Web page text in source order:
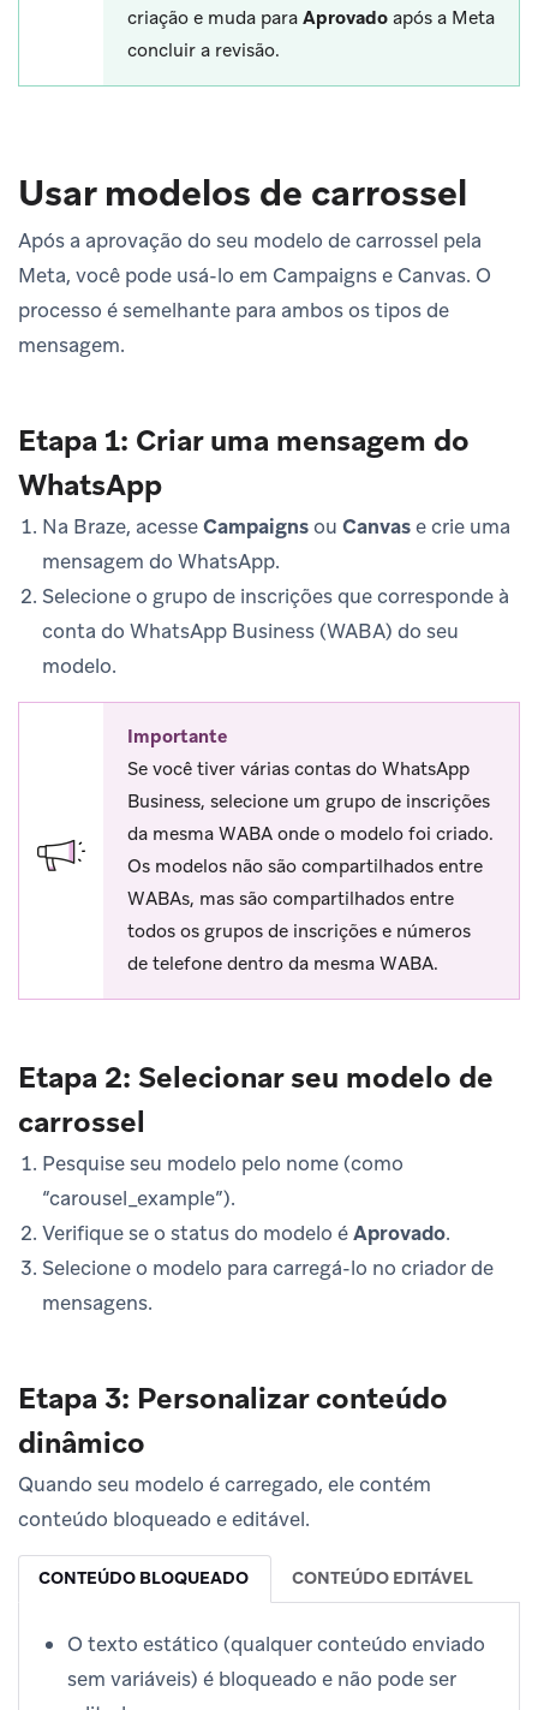
criação e muda para Aprovado após a Meta
concluir a revisão.
Usar modelos de carrossel
Após a aprovação do seu modelo de carrossel pela
Meta, você pode usá-lo em Campaigns e Canvas. O
processo é semelhante para ambos os tipos de
mensagem.
Etapa 1: Criar uma mensagem do
WhatsApp
Na Braze, acesseCampaignsou Canvase crie uma
mensagem do WhatsApp.
Selecione o grupo de inscrições que corresponde à
conta do WhatsApp Business (WABA) do seu
modelo.
Importante
Se você tiver várias contas do WhatsApp
Business, selecione um grupo de inscrições
da mesma WABA onde o modelo foi criado.
Os modelos não são compartilhados entre
WABAs, mas são compartilhados entre
todos os grupos de inscrições e números
de telefone dentro da mesma WABA.
Etapa 2: Selecionar seu modelo de
carrossel
Pesquise seu modelo pelo nome (como
“carousel_example”).
Verifique se o status do modelo éAprovado.
Selecione o modelo para carregá-lo no criador de
mensagens.
Etapa 3: Personalizar conteúdo
dinâmico
Quando seu modelo é carregado, ele contém
conteúdo bloqueado e editável.
CONTEÚDO BLOQUEADO CONTEÚDO EDITÁVEL
O texto estático (qualquer conteúdo enviado
sem variáveis) é bloqueado e não pode ser